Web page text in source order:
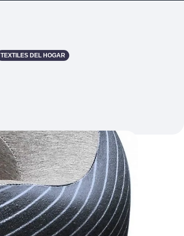
TEXTILES DEL HOGAR